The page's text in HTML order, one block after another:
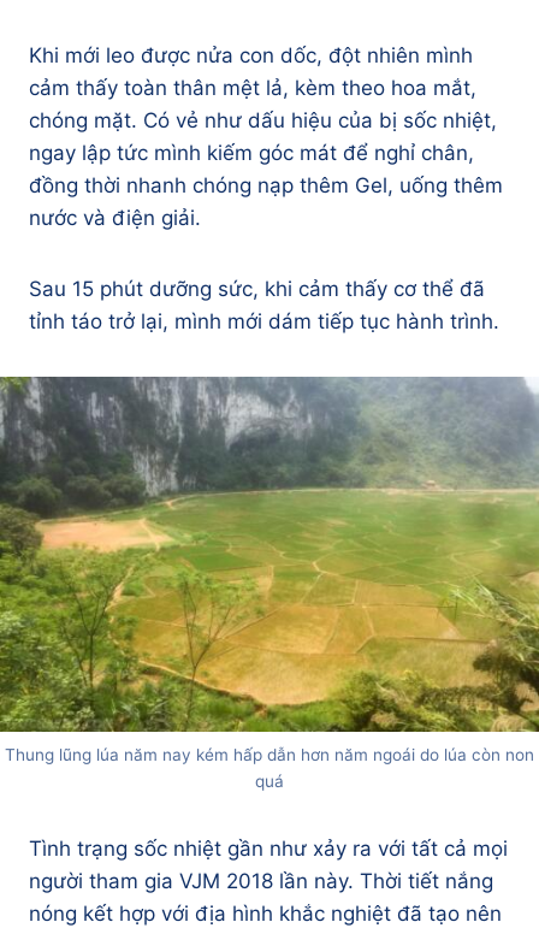
Khi mới leo được nửa con dốc, đột nhiên mình
cảm thấy toàn thân mệt lả, kèm theo hoa mắt,
chóng mặt. Có vẻ như dấu hiệu của bị sốc nhiệt,
ngay lập tức mình kiếm góc mát để nghỉ chân,
đồng thời nhanh chóng nạp thêm Gel, uống thêm
nước và điện giải.
Sau 15 phút dưỡng sức, khi cảm thấy cơ thể đã
tỉnh táo trở lại, mình mới dám tiếp tục hành trình.
Thung lũng lúa năm nay kém hấp dẫn hơn năm ngoái do lúa còn non
quá
Tình trạng sốc nhiệt gần như xảy ra với tất cả mọi
người tham gia VJM 2018 lần này. Thời tiết nắng
nóng kết hợp với địa hình khắc nghiệt đã tạo nên